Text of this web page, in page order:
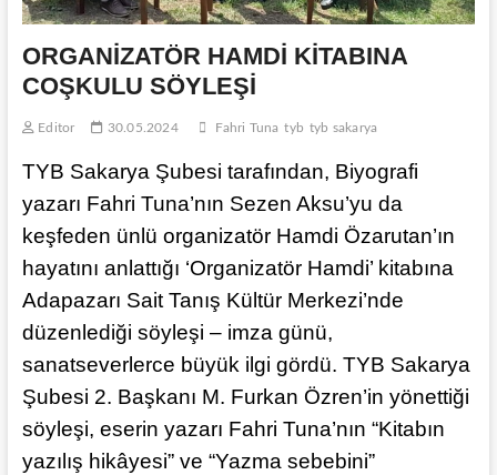
ORGANİZATÖR HAMDİ KİTABINA
COŞKULU SÖYLEŞİ
Editor 30.05.2024 Fahri Tuna tyb tyb sakarya
TYB Sakarya Şubesi tarafından, Biyografi
yazarı Fahri Tuna’nın Sezen Aksu’yu da
keşfeden ünlü organizatör Hamdi Özarutan’ın
hayatını anlattığı ‘Organizatör Hamdi’ kitabına
Adapazarı Sait Tanış Kültür Merkezi’nde
düzenlediği söyleşi – imza günü,
sanatseverlerce büyük ilgi gördü. TYB Sakarya
Şubesi 2. Başkanı M. Furkan Özren’in yönettiği
söyleşi, eserin yazarı Fahri Tuna’nın “Kitabın
yazılış hikâyesi” ve “Yazma sebebini”